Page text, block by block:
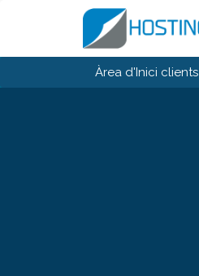
Àrea d'Inici clients